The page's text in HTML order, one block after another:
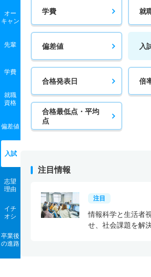
オー
キャン
先輩
学費
就職
資格
偏差値
入試
志望
理由
イチ
オシ
卒業後
の進路
学費 就
偏差値 入
合格発表日 倍
合格最低点・平均
点
注目情報
注目
情報科学と生活者
せ、社会課題を解